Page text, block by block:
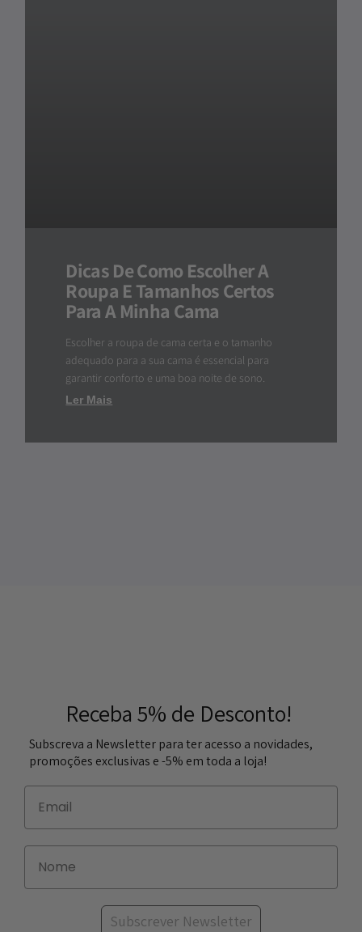
Dicas De Como Escolher A
Roupa E Tamanhos Certos
Para A Minha Cama
Escolher a roupa de cama certa e o tamanho
adequado para a sua cama é essencial para
garantir conforto e uma boa noite de sono.
Ler Mais
Receba 5% de Desconto!
Subscreva a Newsletter para ter acesso a novidades,
promoções exclusivas e -5% em toda a loja!
Subscrever Newsletter